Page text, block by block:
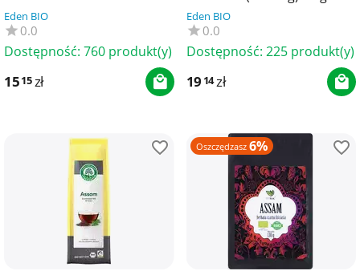
FAIR TRADE BIO (20 x 2,5 g)
50 g - CLIPPER
Eden BIO
0.0
Dostępność: 760 produkt(y)
1515zł
LEBENSBAUM
Eden BIO
0.0
Dostępność: 225 produkt(y)
19 14zł
Oszczędzasz 6%